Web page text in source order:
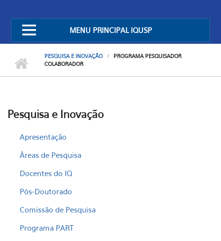
MENU PRINCIPAL IQUSP
PESQUISA E INOVAÇÃO
PROGRAMA PESQUISADOR
COLABORADOR
Pesquisa e Inovação
Apresentação
Áreas de Pesquisa
Docentes do IQ
Pós-Doutorado
Comissão de Pesquisa
Programa PART